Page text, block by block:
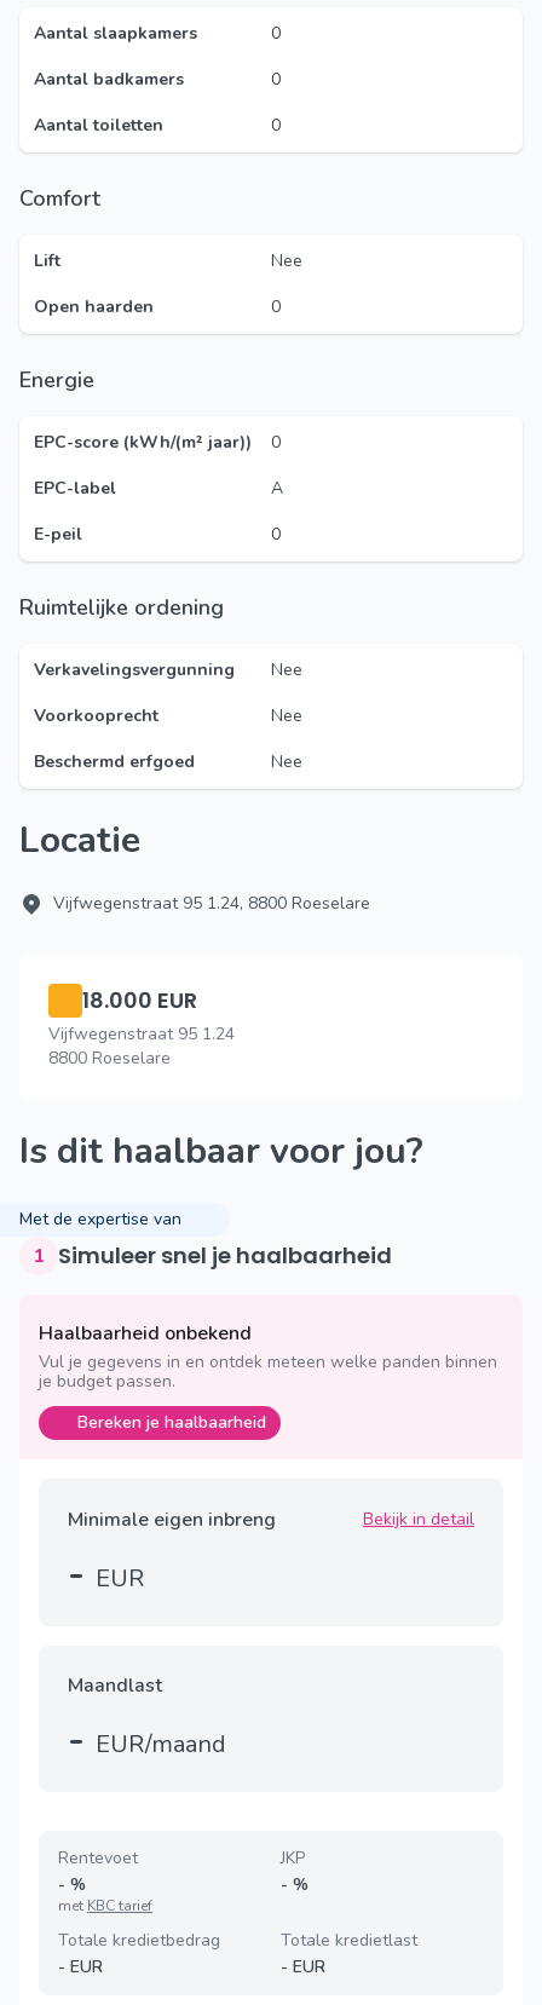
Aantal slaapkamers
0
Aantal badkamers
0
Aantal toiletten
0
Comfort
Lift
Nee
Open haarden
0
Energie
EPC-score (kWh/(m² jaar))
0
EPC-label
A
E-peil
0
Ruimtelijke ordening
Verkavelingsvergunning
Nee
Voorkooprecht
Nee
Beschermd erfgoed
Nee
Locatie
Vijfwegenstraat 95 1.24, 8800 Roeselare
18.000 EUR
Vijfwegenstraat 95 1.24
8800 Roeselare
Is dit haalbaar voor jou?
Met de expertise van
1 Simuleer snel je haalbaarheid
Haalbaarheid onbekend
Vul je gegevens in en ontdek meteen welke panden binnen
je budget passen.
Bereken je haalbaarheid
Minimale eigen inbreng Bekijk in detail
- EUR
Maandlast
- EUR/maand
Rentevoet
- %
met KBC tarief
JKP
- %
Totale kredietbedrag
- EUR
Totale kredietlast
- EUR